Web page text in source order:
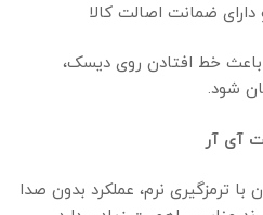
ضمانت اصالت کالا
باعث خط افتادن روی دیسک،
شود.
آی آر
با ترمزگیری نرم، عملکرد بدون صدا